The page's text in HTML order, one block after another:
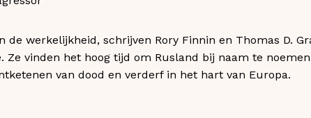
de werkelijkheid, schrijven Rory Finnin en Thomas D.
Ze vinden het hoog tijd om Rusland bij naam te
van dood en verderf in het hart van Europa.